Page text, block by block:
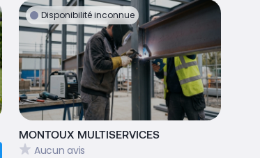
Disponibilité inconnue
MONTOUX MULTISERVICES
Aucun avis